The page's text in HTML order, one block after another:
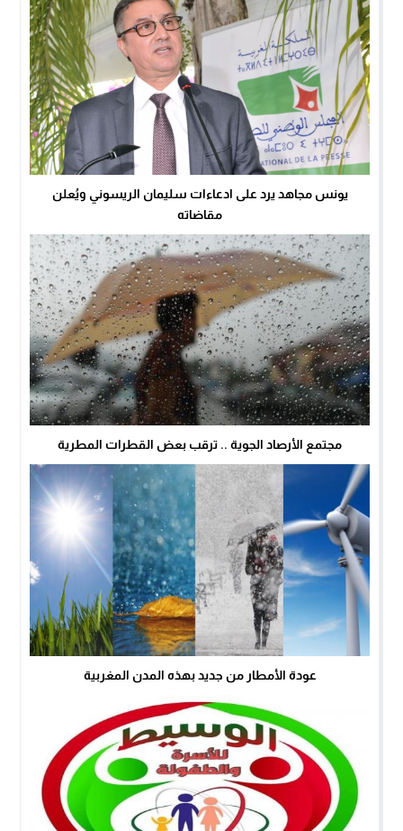
يونس مجاهد يرد على ادعاءات سليمان الريسوني ويُعلن
مقاضاته
مجتمع الأرصاد الجوية .. ترقب بعض القطرات المطرية
عودة الأمطار من جديد بهذه المدن المغربية